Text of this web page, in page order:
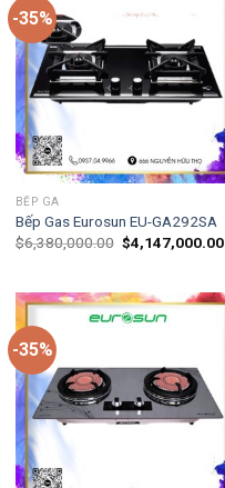
-35%
BẾP GA
Bếp Gas Eurosun EU-GA292SA
$6,380,000.00 $4,147,000.00
-35%